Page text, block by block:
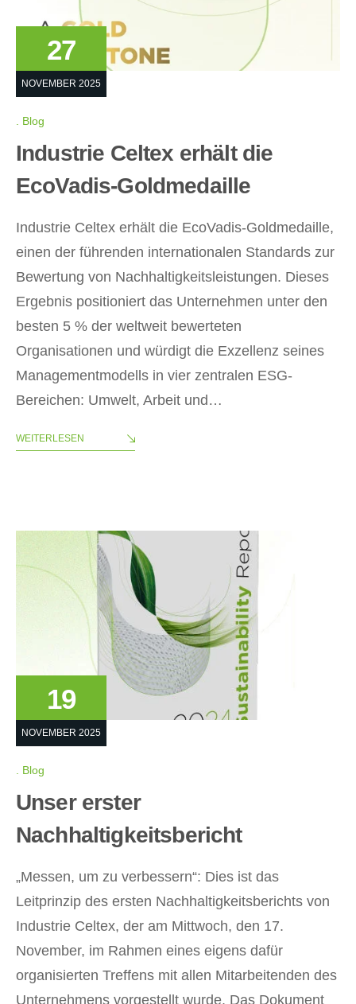
27
NOVEMBER 2025
Blog
Industrie Celtex erhält die
EcoVadis-Goldmedaille
Industrie Celtex erhält die EcoVadis-Goldmedaille,
einen der führenden internationalen Standards zur
Bewertung von Nachhaltigkeitsleistungen. Dieses
Ergebnis positioniert das Unternehmen unter den
besten 5 % der weltweit bewerteten
Organisationen und würdigt die Exzellenz seines
Managementmodells in vier zentralen ESG-
Bereichen: Umwelt, Arbeit und…
WEITERLESEN
19
NOVEMBER 2025
Blog
Unser erster
Nachhaltigkeitsbericht
„Messen, um zu verbessern“: Dies ist das
Leitprinzip des ersten Nachhaltigkeitsberichts von
Industrie Celtex, der am Mittwoch, den 17.
November, im Rahmen eines eigens dafür
organisierten Treffens mit allen Mitarbeitenden des
Unternehmens vorgestellt wurde. Das Dokument